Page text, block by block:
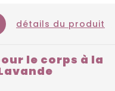
détails du produit
le corps à la